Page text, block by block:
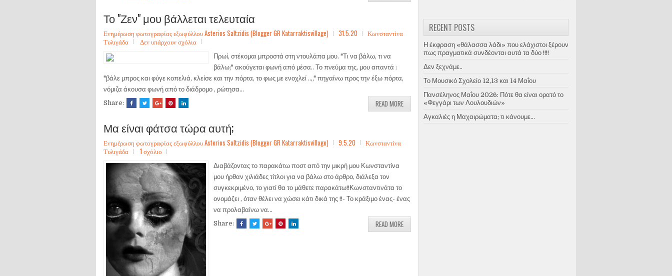
Το "Ζεν" μου βάλλεται τελευταία
Ενημέρωση φωτογραφίας εξωφύλλου Asterios Saltzidis (Blogger GR Katarraktisvillage) 31.5.20
Κωνσταντίνα
Τυλιγάδα
Δεν υπάρχουν σχόλια
Πρωί, στέκομαι μπροστά στη ντουλάπα μου. "Τι να βάλω, τι να
βάλω;" ακούγεται φωνή από μέσα.. Το πνεύμα της, μου απαντά :
"βάλε μπρος και φύγε κοπελιά, κλείσε και την πόρτα, το φως με ενοχλεί ..,," πηγαίνω προς την έξω πόρτα,
νόμιζα άκουσα φωνή από το διάδρομο , ρώτησα...
Share:
READ MORE
Μα είναι φάτσα τώρα αυτή;
Ενημέρωση φωτογραφίας εξωφύλλου Asterios Saltzidis (Blogger GR Katarraktisvillage) 9.5.20
Κωνσταντίνα
Τυλιγάδα
1 σχόλιο
Διαβάζοντας το παρακάτω ποστ από την μικρή μου Κωνσταντίνα
μου ήρθαν χιλιάδες τίτλοι για να βάλω στο άρθρο, διάλεξα τον
συγκεκριμένο, το γιατί θα το μάθετε παρακάτω!!Κωνσταντινάτα το
ονομάζει , όταν θέλει να χώσει κάτι δικά της !!- Το κράξιμο ένας- ένας
να προλαβαίνω να...
Share:
READ MORE
RECENT POSTS
Η έκφραση «θάλασσα λάδι» που ελάχιστοι ξέρουν
πως πραγματικά συνδέονται αυτά τα δύο !!!!
Δεν ξεχνάμε..
Το Μουσικό Σχολείο 12,13 και 14 Μαΐου
Πανσέληνος Μαΐου 2026: Πότε θα είναι ορατό το
«Φεγγάρι των Λουλουδιών»
Αγκαλιές η Μαχαιρώματα; τι κάνουμε...